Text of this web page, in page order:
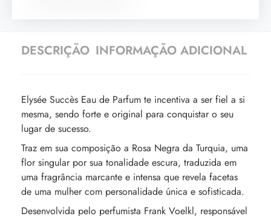
DESCRIÇÃO INFORMAÇÃO ADICIONAL
Elysée Succès Eau de Parfum te incentiva a ser fiel a si
mesma, sendo forte e original para conquistar o seu
lugar de sucesso.
Traz em sua composição a Rosa Negra da Turquia, uma
flor singular por sua tonalidade escura, traduzida em
uma fragrância marcante e intensa que revela facetas
de uma mulher com personalidade única e sofisticada.
Desenvolvida pelo perfumista Frank Voelkl, responsável